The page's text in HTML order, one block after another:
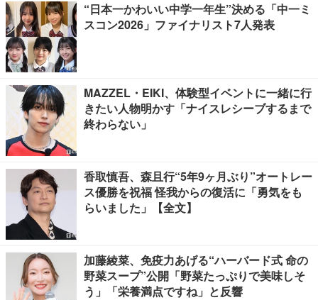
“日本一かわいい中学一年生”決める「中一ミ
スコン2026」ファイナリスト7人発表
MAZZEL・EIKI、体験型イベントに一緒に行
きたい人物明かす「ナイスレシーブするまで
終わらない」
香取慎吾、森且行“5年9ヶ月ぶり”オートレー
ス優勝を祝福 怪我からの復活に「勇気をも
らいました」【全文】
加藤綾菜、免疫力あげる“ハーバード式 命の
野菜スープ”公開「野菜たっぷりで美味しそ
う」「栄養満点ですね」と反響